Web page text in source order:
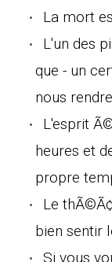
La mort
L'un des
que - un
nous
L'esprit
heures et
propre
Le
bien sentir
Si vous